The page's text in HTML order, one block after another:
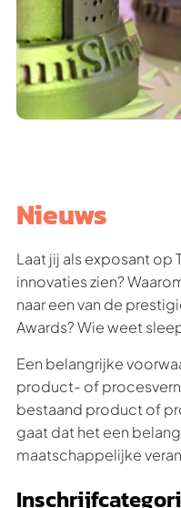
Nieuws
Laat jij als exposant op
innovaties zien?
naar een van de
Awards? Wie weet
Een belangrijke
product- of
bestaand product of
gaat dat het een
maatschappelijke